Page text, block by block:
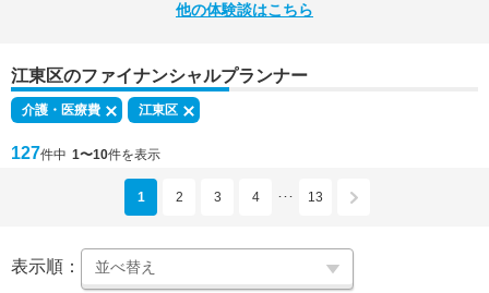
他の体験談はこちら
江東区のファイナンシャルプランナー
介護・医療費 江東区
127件中 1〜10件を表示
1 2 3 4 ･･･ 13
表示順：